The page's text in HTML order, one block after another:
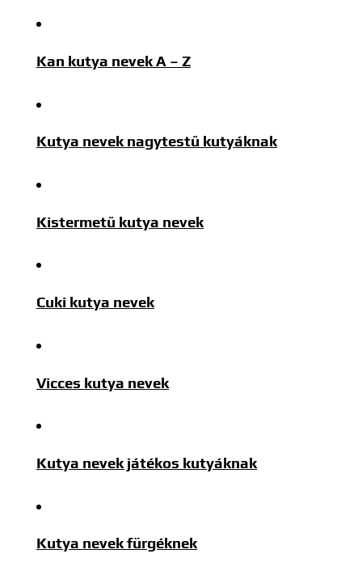
Kan kutya nevek A – Z
Kutya nevek nagytestű kutyáknak
Kistermetű kutya nevek
Cuki kutya nevek
Vicces kutya nevek
Kutya nevek játékos kutyáknak
Kutya nevek fürgéknek